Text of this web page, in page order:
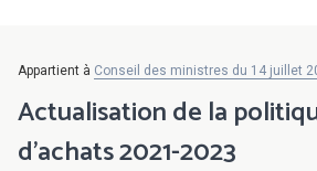
Appartient à Conseil des ministres du 14 juillet
Actualisation de la
d’achats 2021-2023